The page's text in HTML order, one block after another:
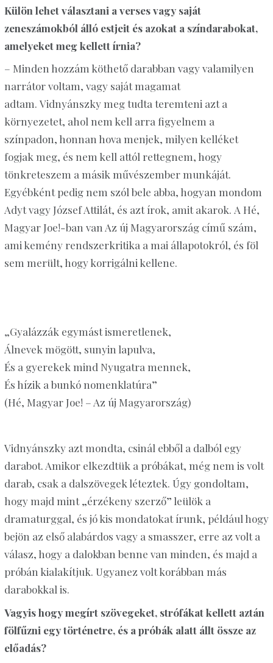
Külön lehet választani a verses vagy saját
zeneszámokból álló estjeit és azokat a színdarabokat,
amelyeket meg kellett írnia?
– Minden hozzám köthető darabban vagy valamilyen
narrátor voltam, vagy saját magamat
adtam. Vidnyánszkymeg tudta teremteni azt a
környezetet, ahol nem kell arra figyelnem a
színpadon, honnan hova menjek, milyen kelléket
fogjak meg, és nem kell attól rettegnem, hogy
tönkreteszem a másik művészember munkáját.
Egyébként pedig nem szól bele abba, hogyan mondom
Adyt vagy József Attilát, és azt írok, amit akarok. AHé,
Magyar Joe!-ban van Az új Magyarország című szám,
ami kemény rendszerkritika a mai állapotokról, és föl
sem merült, hogy korrigálni kellene.
„Gyalázzák egymást ismeretlenek,
Álnevek mögött, sunyin lapulva,
És a gyerekek mind Nyugatra mennek,
És hízik a bunkó nomenklatúra”
(Hé, Magyar Joe! – Az új Magyarország)
Vidnyánszkyazt mondta, csinál ebből a dalból egy
darabot. Amikor elkezdtük a próbákat, még nem is volt
darab, csak a dalszövegek léteztek. Úgy gondoltam,
hogymajd mint „érzékeny szerző” leülök a
dramaturggal, és jó kis mondatokat írunk, például hogy
bejön az első alabárdos vagy a smasszer, erre az volt a
válasz, hogy a dalokban benne van minden, és majd a
próbán kialakítjuk. Ugyanez volt korábban más
darabokkal is.
Vagyis hogy megírt szövegeket, strófákat kellett aztán
fölfűzni egy történetre, és a próbák alatt állt össze az
előadás?